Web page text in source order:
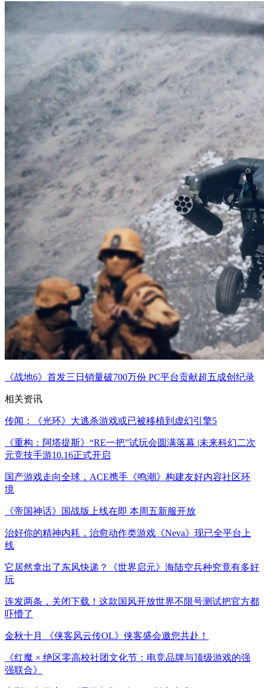
《战地6》首发三日销量破700万份 PC平台贡献超五成创纪录
相关资讯
传闻：《光环》大逃杀游戏或已被移植到虚幻引擎5
《重构：阿塔提斯》“RE一把”试玩会圆满落幕 |未来科幻二次
元竞技手游10.16正式开启
国产游戏走向全球，ACE携手《鸣潮》构建友好内容社区环
境
《帝国神话》国战版上线在即 本周五新服开放
治好你的精神内耗，治愈动作类游戏《Neva》现已全平台上
线
它居然拿出了东风快递？《世界启元》海陆空兵种究竟有多好
玩
连发两条，关闭下载！这款国风开放世界不限号测试把官方都
吓懵了
金秋十月 《侠客风云传OL》侠客盛会邀您共赴！
《红魔 × 绝区零高校社团文化节：电竞品牌与顶级游戏的强
强联合》